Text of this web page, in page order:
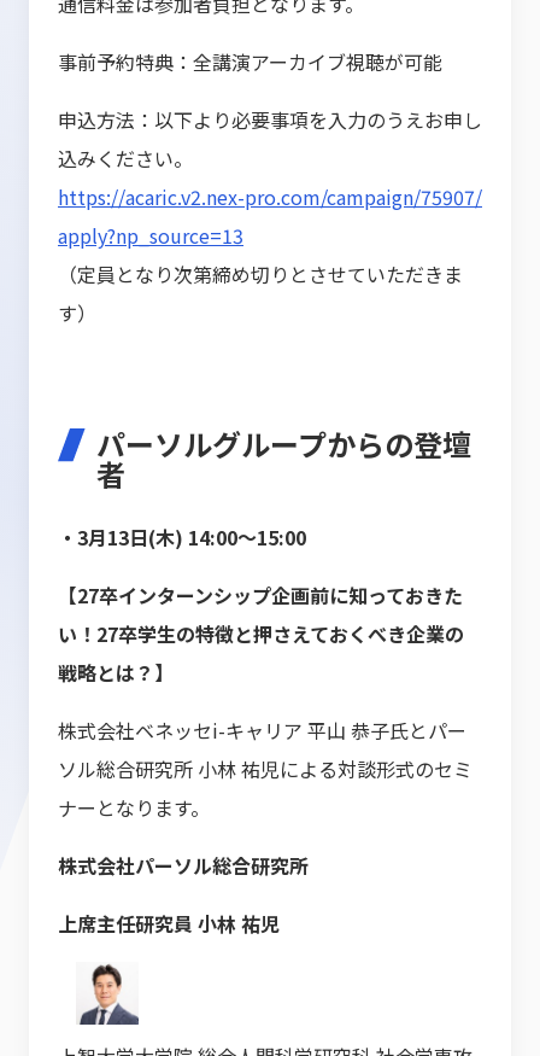
事前予約特典：全講演アーカイブ視聴が可能
申込方法：以下より必要事項を入力のうえお申し
込みください。
https://acaric.v2.nex-pro.com/campaign/75907/
apply?np_source=13
（定員となり次第締め切りとさせていただきま
す）
パーソルグループからの登壇
者
・3月13日(木) 14:00～15:00
【27卒インターンシップ企画前に知っておきた
い！27卒学生の特徴と押さえておくべき企業の
戦略とは？】
株式会社ベネッセi-キャリア 平山 恭子氏とパー
ソル総合研究所 小林 祐児による対談形式のセミ
ナーとなります。
株式会社パーソル総合研究所
上席主任研究員 小林 祐児